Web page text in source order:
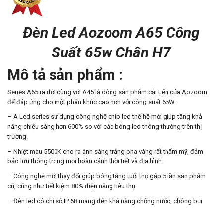
Đèn Led Aozoom A65 Công
Suất 65w Chân H7
Mô tả sản phẩm :
Series A65 ra đời cùng với A45 là dòng sản phẩm cải tiến của Aozoom
để đáp ứng cho một phân khúc cao hơn với công suất 65W.
– A Led series sử dụng công nghệ chip led thế hệ mới giúp tăng khả
năng chiếu sáng hơn 600% so với các bóng led thông thường trên thị
trường.
– Nhiệt màu 5500K cho ra ánh sáng trắng pha vàng rất thẩm mỹ, đảm
bảo lưu thông trong mọi hoàn cảnh thời tiết và địa hình.
– Công nghệ mới thay đổi giúp bóng tăng tuổi thọ gấp 5 lần sản phẩm
cũ, cũng như tiết kiệm 80% điện năng tiêu thụ.
– Đèn led có chỉ số IP 68 mang đến khả năng chống nước, chông bụi